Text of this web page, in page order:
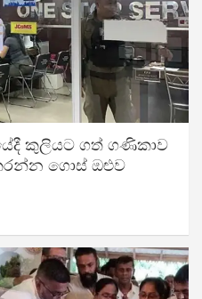
කුලියට ගත් ගණිකාව
ගොස් ඔළුව